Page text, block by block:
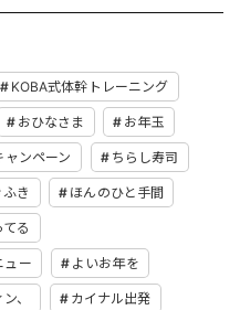
KOBA式体幹トレーニング
おひなさま お年玉
ャンペーン ちらし寿司
ふき ほんのひと手間
る
ュー よいお年を
、 カイナル出発